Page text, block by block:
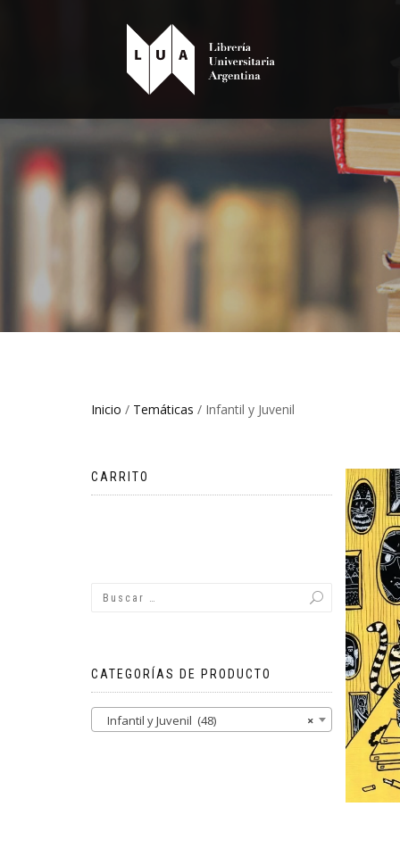
Inicio / Temáticas / Infantil y Juvenil
CARRITO
CATEGORÍAS DE PRODUCTO
×
Infantil y Juvenil (48)